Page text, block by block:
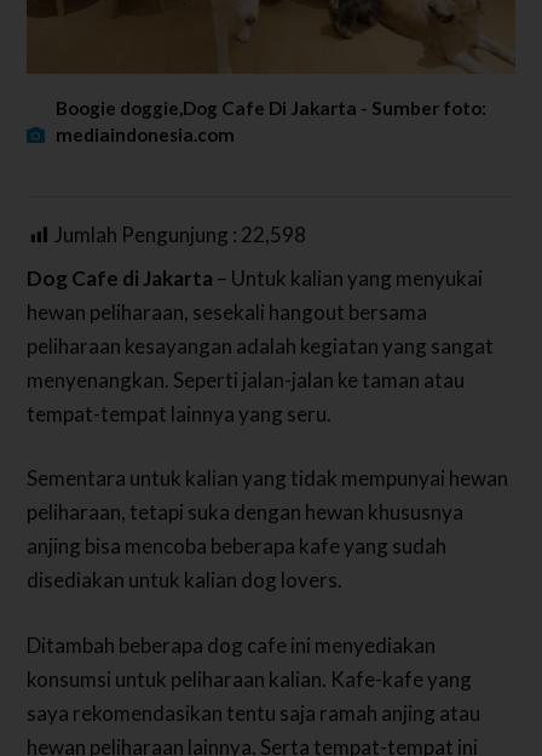
Boogie doggie,Dog Cafe Di Jakarta - Sumber foto:
mediaindonesia.com
Jumlah Pengunjung : 22,598
Dog Cafe di Jakarta – Untuk kalian yang menyukai
hewan peliharaan, sesekali hangout bersama
peliharaan kesayangan adalah kegiatan yang sangat
menyenangkan. Seperti jalan-jalan ke taman atau
tempat-tempat lainnya yang seru.
Sementara untuk kalian yang tidak mempunyai hewan
peliharaan, tetapi suka dengan hewan khususnya
anjing bisa mencoba beberapa kafe yang sudah
disediakan untuk kalian dog lovers.
Ditambah beberapa dog cafe ini menyediakan
konsumsi untuk peliharaan kalian. Kafe-kafe yang
saya rekomendasikan tentu saja ramah anjing atau
hewan peliharaan lainnya. Serta tempat-tempat ini